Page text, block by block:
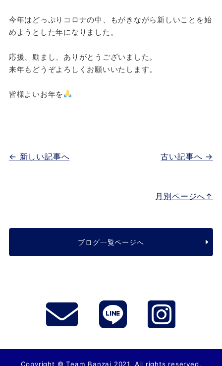
今年はどっぷりコロナの中、もがきながら新しいことを始
めようとした年になりました。
応援、励まし、ありがとうございました。
来年もどうぞよろしくお願いいたします。
皆様よいお年を
古い記事へ →
← 新しい記事へ
月別ページへ↑
ブログ一覧ページへ
Copyright © Team Banzai 2021, All rights reserved.